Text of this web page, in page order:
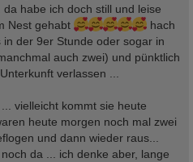
habe ich doch still und leise
Nest gehabt
hach
der 9er Stunde oder sogar in
auch zwei) und pünktlich
verlassen ...
vielleicht kommt sie heute
heute morgen noch mal zwei
und dann wieder raus...
da ... ich denke aber, lange